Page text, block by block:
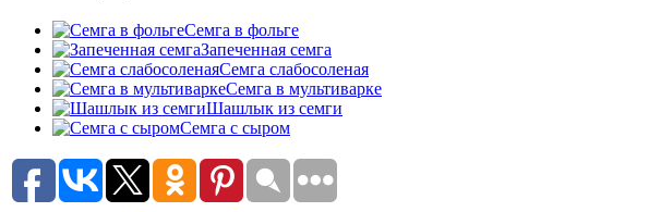
Семга в фольге
Запеченная семга
Семга слабосоленая
Семга в мультиварке
Шашлык из семги
Семга с сыром